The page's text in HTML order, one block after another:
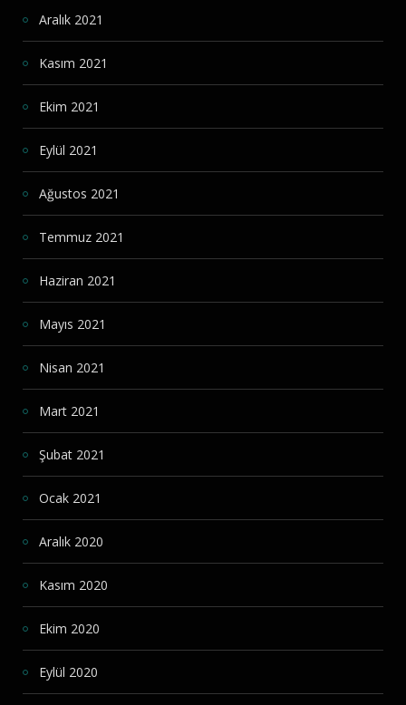
Aralık 2021
Kasım 2021
Ekim 2021
Eylül 2021
Ağustos 2021
Temmuz 2021
Haziran 2021
Mayıs 2021
Nisan 2021
Mart 2021
Şubat 2021
Ocak 2021
Aralık 2020
Kasım 2020
Ekim 2020
Eylül 2020